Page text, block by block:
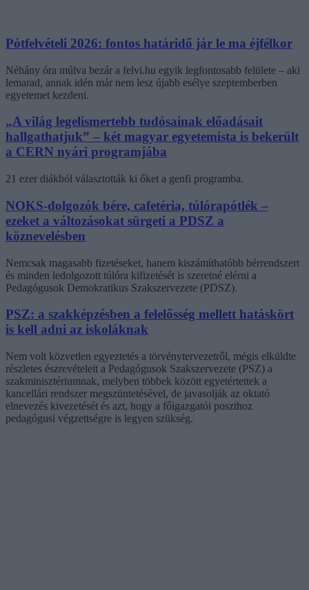
Pótfelvételi 2026: fontos határidő jár le ma éjfélkor
Néhány óra múlva bezár a felvi.hu egyik legfontosabb felülete – aki
lemarad, annak idén már nem lesz újabb esélye szeptemberben
egyetemet kezdeni.
„A világ legelismertebb tudósainak előadásait
hallgathatjuk” – két magyar egyetemista is bekerült
a CERN nyári programjába
21 ezer diákból választották ki őket a genfi programba.
NOKS-dolgozók bére, cafetéria, túlórapótlék –
ezeket a változásokat sürgeti a PDSZ a
köznevelésben
Nemcsak magasabb fizetéseket, hanem kiszámíthatóbb bérrendszert
és minden ledolgozott túlóra kifizetését is szeretné elérni a
Pedagógusok Demokratikus Szakszervezete (PDSZ).
PSZ: a szakképzésben a felelősség mellett hatáskört
is kell adni az iskoláknak
Nem volt közvetlen egyeztetés a törvénytervezetről, mégis elküldte
részletes észrevételeit a Pedagógusok Szakszervezete (PSZ) a
szakminisztériumnak, melyben többek között egyetértettek a
kancellári rendszer megszüntetésével, de javasolják az oktató
elnevezés kivezetését és azt, hogy a főigazgatói poszthoz
pedagógusi végzettségre is legyen szükség.